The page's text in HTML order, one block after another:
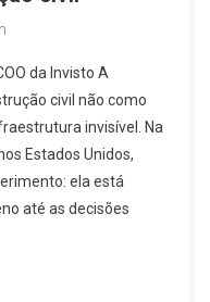
da Invisto A
civil não como
invisível. Na
Estados Unidos,
ela está
até as decisões